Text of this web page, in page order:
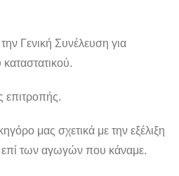
Γενική Συνέλευση για
επιτροπής.
μας σχετικά με την εξέλιξη
των αγωγών που κάναμε.